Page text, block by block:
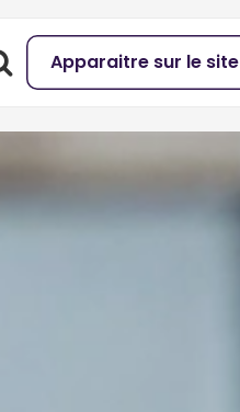
Apparaitre sur le site